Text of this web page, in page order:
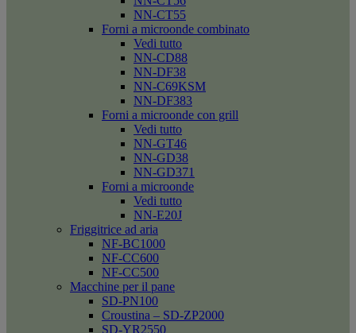
NN-CT55
Forni a microonde combinato
Vedi tutto
NN-CD88
NN-DF38
NN-C69KSM
NN-DF383
Forni a microonde con grill
Vedi tutto
NN-GT46
NN-GD38
NN-GD371
Forni a microonde
Vedi tutto
NN-E20J
Friggitrice ad aria
NF-BC1000
NF-CC600
NF-CC500
Macchine per il pane
SD-PN100
Croustina – SD-ZP2000
SD-YR2550